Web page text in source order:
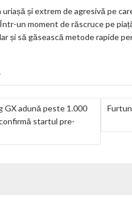
și extrem de agresivă pe
un moment de răscruce pe
și să găsească metode rapide
GX adună peste 1.000
startul pre-